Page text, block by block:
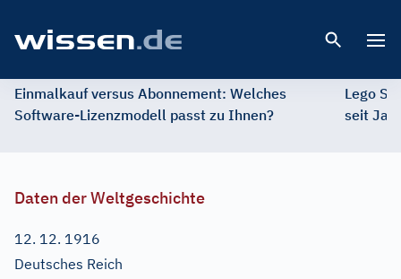
Einmalkauf versus Abonnement: Welches
Software-Lizenzmodell passt zu Ihnen?
Lego
seit
Daten der Weltgeschichte
12. 12. 1916
Deutsches Reich